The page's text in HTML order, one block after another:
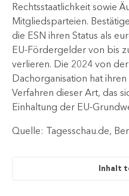
Rechtsstaatlichkeit sowie
Mitgliedsparteien.
die ESN ihren Status als
EU-Fördergelder von bis
verlieren. Die 2024 von
Dachorganisation hat ihren
Verfahren dieser Art, das
Einhaltung der EU-
Quelle: Tagesschau.de,
Inhalt